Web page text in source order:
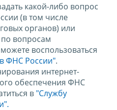
какой-либо вопрос
(в том числе
органов) или
вопросам
воспользоваться
ФНС России".
интернет-
обеспечения ФНС
в "Службу